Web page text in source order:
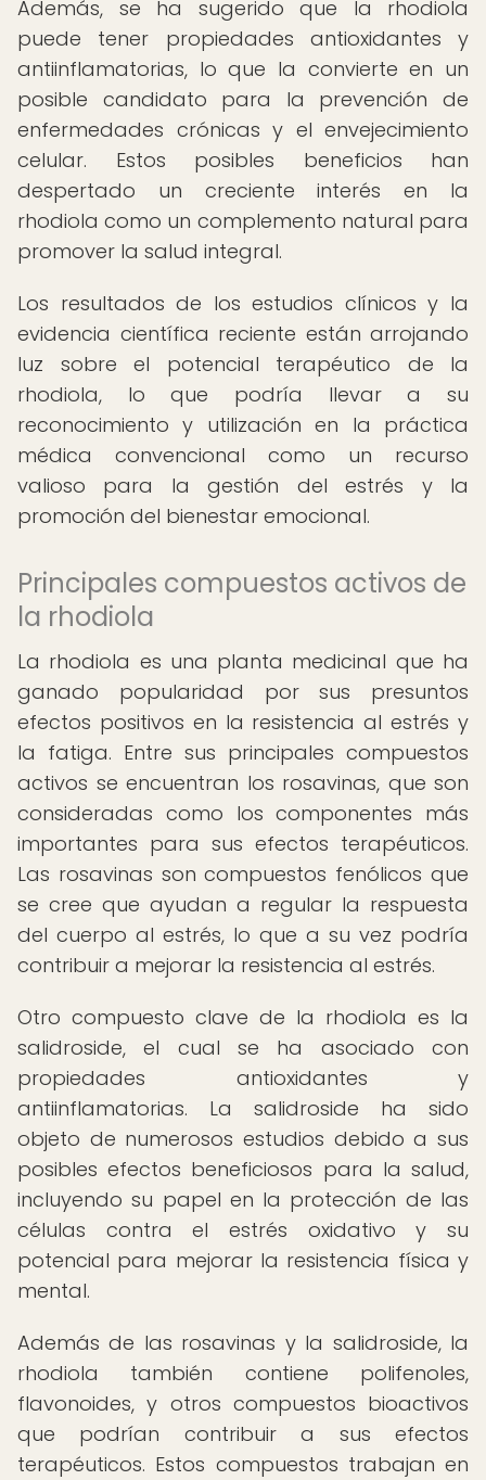
Además, se ha sugerido que la rhodiola
puede tener propiedades antioxidantes y
antiinflamatorias, lo que la convierte en un
posible candidato para la prevención de
enfermedades crónicas y el envejecimiento
celular. Estos posibles beneficios han
despertado un creciente interés en la
rhodiola como un complemento natural para
promover la salud integral.
Los resultados de los estudios clínicos y la
evidencia científica reciente están arrojando
luz sobre el potencial terapéutico de la
rhodiola, lo que podría llevar a su
reconocimiento y utilización en la práctica
médica convencional como un recurso
valioso para la gestión del estrés y la
promoción del bienestar emocional.
Principales compuestos activos de
la rhodiola
La rhodiola es una planta medicinal que ha
ganado popularidad por sus presuntos
efectos positivos en la resistencia al estrés y
la fatiga. Entre sus principales compuestos
activos se encuentran los rosavinas, que son
consideradas como los componentes más
importantes para sus efectos terapéuticos.
Las rosavinas son compuestos fenólicos que
se cree que ayudan a regular la respuesta
del cuerpo al estrés, lo que a su vez podría
contribuir a mejorar la resistencia al estrés.
Otro compuesto clave de la rhodiola es la
salidroside, el cual se ha asociado con
propiedades antioxidantes y
antiinflamatorias. La salidroside ha sido
objeto de numerosos estudios debido a sus
posibles efectos beneficiosos para la salud,
incluyendo su papel en la protección de las
células contra el estrés oxidativo y su
potencial para mejorar la resistencia física y
mental.
Además de las rosavinas y la salidroside, la
rhodiola también contiene polifenoles,
flavonoides, y otros compuestos bioactivos
que podrían contribuir a sus efectos
terapéuticos. Estos compuestos trabajan en